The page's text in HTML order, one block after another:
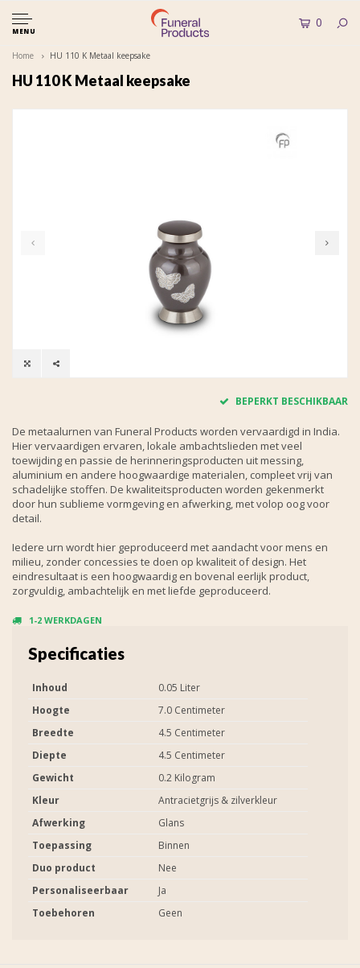
MENU
0
Home HU 110 K Metaal keepsake
HU 110 K Metaal keepsake
BEPERKT BESCHIKBAAR
De metaalurnen van Funeral Products worden vervaardigd in India.
Hier vervaardigen ervaren, lokale ambachtslieden met veel
toewijding en passie de herinneringsproducten uit messing,
aluminium en andere hoogwaardige materialen, compleet vrij van
schadelijke stoffen. De kwaliteitsproducten worden gekenmerkt
door hun sublieme vormgeving en afwerking, met volop oog voor
detail.
Iedere urn wordt hier geproduceerd met aandacht voor mens en
milieu, zonder concessies te doen op kwaliteit of design. Het
eindresultaat is een hoogwaardig en bovenal eerlijk product,
zorgvuldig, ambachtelijk en met liefde geproduceerd.
1-2 WERKDAGEN
Specificaties
Inhoud
0.05 Liter
Hoogte
7.0 Centimeter
Breedte
4.5 Centimeter
Diepte
4.5 Centimeter
Gewicht
0.2 Kilogram
Kleur
Antracietgrijs & zilverkleur
Afwerking
Glans
Toepassing
Binnen
Duo product
Nee
Personaliseerbaar
Ja
Toebehoren
Geen